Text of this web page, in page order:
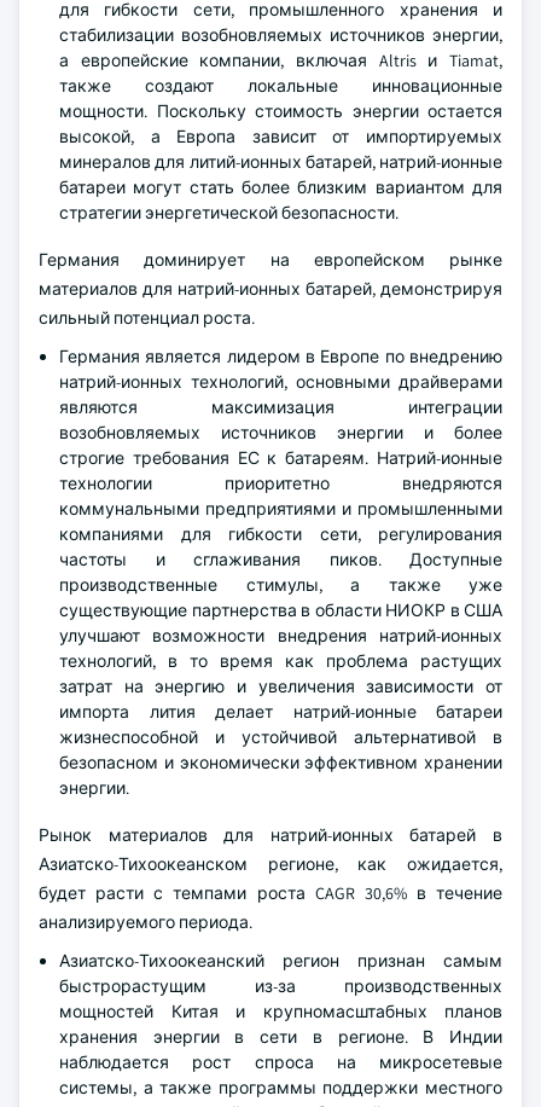
для гибкости сети, промышленного хранения и
стабилизации возобновляемых источников энергии,
а европейские компании, включая Altris и Tiamat,
также создают локальные инновационные
мощности. Поскольку стоимость энергии остается
высокой, а Европа зависит от импортируемых
минералов для литий-ионных батарей, натрий-ионные
батареи могут стать более близким вариантом для
стратегии энергетической безопасности.
Германия доминирует на европейском рынке
материалов для натрий-ионных батарей, демонстрируя
сильный потенциал роста.
Германия является лидером в Европе по внедрению
натрий-ионных технологий, основными драйверами
являются максимизация интеграции
возобновляемых источников энергии и более
строгие требования ЕС к батареям. Натрий-ионные
технологии приоритетно внедряются
коммунальными предприятиями и промышленными
компаниями для гибкости сети, регулирования
частоты и сглаживания пиков. Доступные
производственные стимулы, а также уже
существующие партнерства в области НИОКР в США
улучшают возможности внедрения натрий-ионных
технологий, в то время как проблема растущих
затрат на энергию и увеличения зависимости от
импорта лития делает натрий-ионные батареи
жизнеспособной и устойчивой альтернативой в
безопасном и экономически эффективном хранении
энергии.
Рынок материалов для натрий-ионных батарей в
Азиатско-Тихоокеанском регионе, как ожидается,
будет расти с темпами роста CAGR 30,6% в течение
анализируемого периода.
Азиатско-Тихоокеанский регион признан самым
быстрорастущим из-за производственных
мощностей Китая и крупномасштабных планов
хранения энергии в сети в регионе. В Индии
наблюдается рост спроса на микросетевые
системы, а также программы поддержки местного